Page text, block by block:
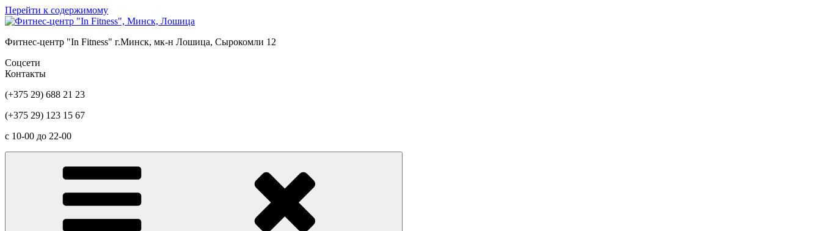
Перейти к содержимому
Фитнес-центр "In Fitness" г.Минск, мк-н Лошица, Сырокомли 12
Соцсети
Контакты
(+375 29) 688 21 23
(+375 29) 123 15 67
c 10-00 до 22-00